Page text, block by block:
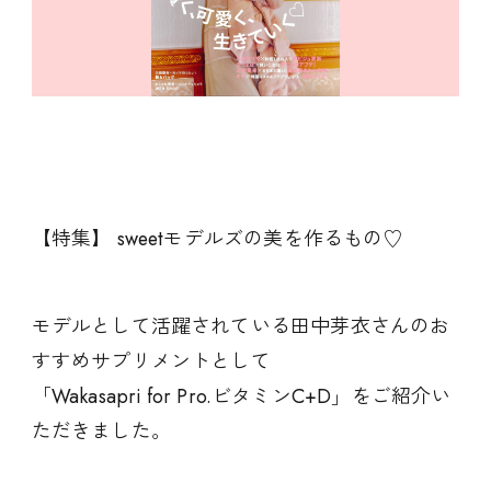
【特集】 sweetモデルズの美を作るもの♡
モデルとして活躍されている田中芽衣さんのお
すすめサプリメントとして
「Wakasapri for Pro.ビタミンC+D」をご紹介い
ただきました。